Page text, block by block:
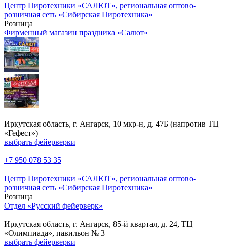
Центр Пиротехники «САЛЮТ», региональная оптово-
розничная сеть «Сибирская Пиротехника»
Розница
Фирменный магазин праздника «Салют»
Иркутская область, г. Ангарск, 10 мкр-н, д. 47Б (напротив ТЦ
«Гефест»)
выбрать фейерверки
+7 950 078 53 35
Центр Пиротехники «САЛЮТ», региональная оптово-
розничная сеть «Сибирская Пиротехника»
Розница
Отдел «Русский фейерверк»
Иркутская область, г. Ангарск, 85-й квартал, д. 24, ТЦ
«Олимпиада», павильон № 3
выбрать фейерверки